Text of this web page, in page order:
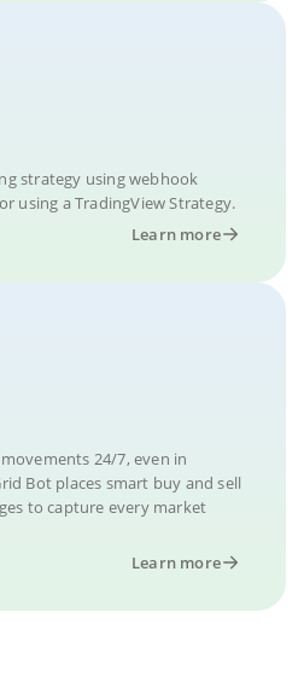
strategy using webhook
using a TradingView Strategy.
Learn more
24/7, even in
Bot places smart buy and sell
to capture every market
Learn more